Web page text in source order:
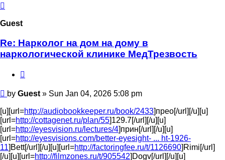
Guest
Re: Нарколог на дом на дому в
наркологической клинике МедТрезвость
Post
by Guest » Sun Jan 04, 2026 5:08 pm
[u][url=http://audiobookkeeper.ru/book/2433]прео[/url][/u][u]
[url=http://cottagenet.ru/plan/55]129.7[/url][/u][u]
[url=http://eyesvision.ru/lectures/4]прин[/url][/u][u]
[url=http://eyesvisions.com/better-eyesight- ... ht-1926-
11]Bett[/url][/u][u][url=http://factoringfee.ru/t/1126690]Rimi[/url]
[/u][u][url=http://filmzones.ru/t/905542]Dogv[/url][/u][u]